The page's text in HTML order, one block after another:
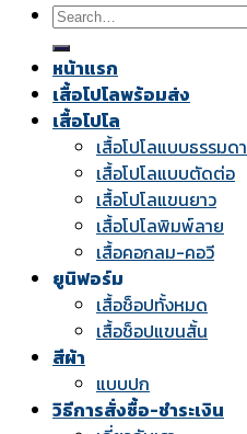
Search
for:
หน้าแรก
เสื้อโปโลพร้อมส่ง
เสื้อโปโล
เสื้อโปโลแบบธรรมดา
เสื้อโปโลแบบตัดต่อ
เสื้อโปโลแขนยาว
เสื้อโปโลพิมพ์ลาย
เสื้อคอกลม-คอวี
ยูนิฟอร์ม
เสื้อช็อปทั้งหมด
เสื้อช็อปแขนสั้น
สีผ้า
แบบปก
วิธีการสั่งซื้อ-ชำระเงิน